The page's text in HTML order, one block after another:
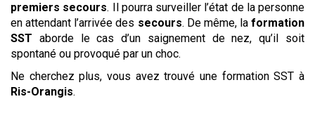
premiers secours. Il pourra surveiller l’état de la personne
en attendant l’arrivée des secours. De même, la formation
SST aborde le cas d’un saignement de nez, qu’il soit
spontané ou provoqué par un choc.
Ne cherchez plus, vous avez trouvé une formation SST à
Ris-Orangis.